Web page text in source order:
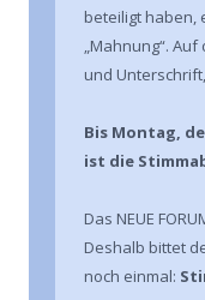
beteiligt haben,
„Mahnung“.
und
Bis Montag,
ist die
Das NEUE
Deshalb bittet
noch einmal: